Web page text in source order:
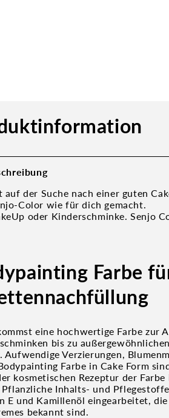
auf der Suche nach einer guten
Color wie für dich gemacht.
oder Kinderschminke. Senjo
Farbe
eine hochwertige Farbe zur
bis zu
Aufwendige Verzierungen,
Farbe in Cake Form
kosmetischen Rezeptur der
Inhalts- und
E und Kamillenöl eingearbeitet,
bekannt sind.